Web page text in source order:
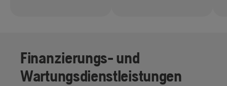
Finanzierungs- und
Wartungsdienstleistungen